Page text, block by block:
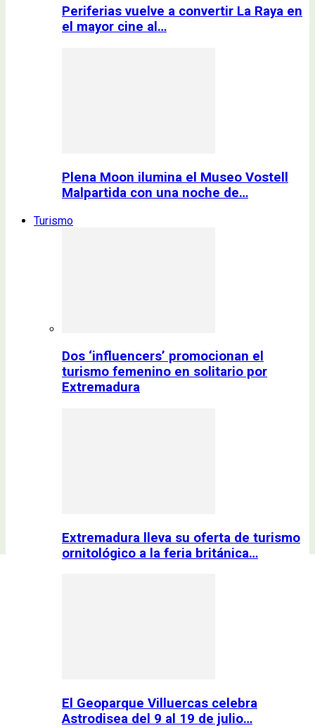
Periferias vuelve a convertir La Raya en
el mayor cine al…
Plena Moon ilumina el Museo Vostell
Malpartida con una noche de…
Turismo
Dos ‘influencers’ promocionan el
turismo femenino en solitario por
Extremadura
Extremadura lleva su oferta de turismo
ornitológico a la feria británica…
El Geoparque Villuercas celebra
Astrodisea del 9 al 19 de julio…